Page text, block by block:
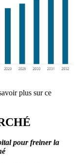
plus sur ce
pour freiner la